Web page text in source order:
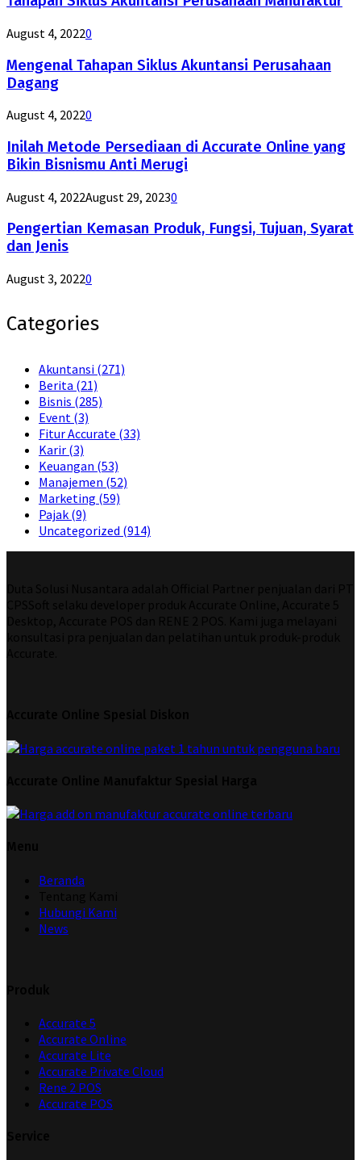
August 4, 20220
Mengenal Tahapan Siklus Akuntansi Perusahaan
Dagang
August 4, 20220
Inilah Metode Persediaan di Accurate Online yang
Bikin Bisnismu Anti Merugi
August 4, 2022August 29, 20230
Pengertian Kemasan Produk, Fungsi, Tujuan, Syarat
dan Jenis
August 3, 20220
Categories
Akuntansi (271)
Berita (21)
Bisnis (285)
Event (3)
Fitur Accurate (33)
Karir (3)
Keuangan (53)
Manajemen (52)
Marketing (59)
Pajak (9)
Uncategorized (914)
Beranda
Hubungi Kami
News
Accurate 5
Accurate Online
Accurate Lite
Accurate Private Cloud
Rene 2 POS
Accurate POS